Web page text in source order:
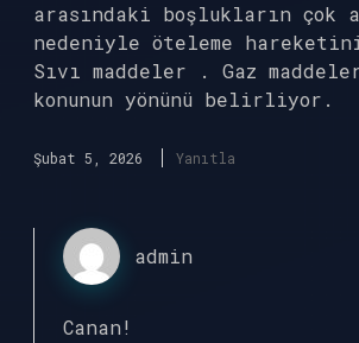
arasındaki boşlukların çok
nedeniyle öteleme hareketini
Sıvı maddeler . Gaz
konunun yönünü belirliyor.
Şubat 5, 2026 Yanıtla
admin
Canan!